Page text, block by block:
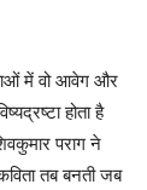
में वो आवेग और
होता है
पराग ने
तब बनती जब